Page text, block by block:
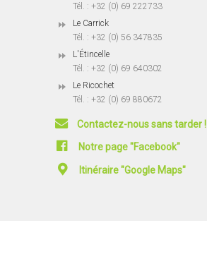
Tél. : +32 (0) 69 222733
Le Carrick
Tél. : +32 (0) 56 347835
L'Étincelle
Tél. : +32 (0) 69 640302
Le Ricochet
Tél. : +32 (0) 69 880672
Contactez-nous sans tarder !
Notre page "Facebook"
Itinéraire "Google Maps"